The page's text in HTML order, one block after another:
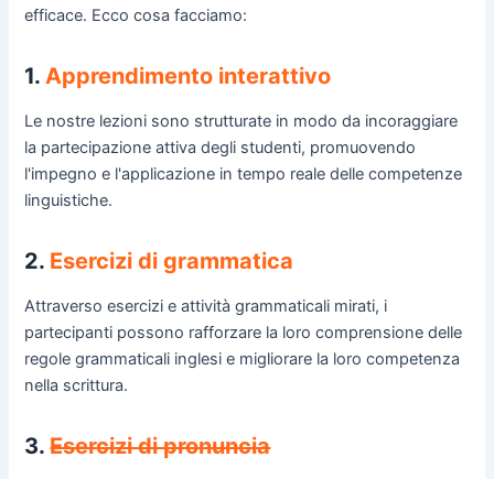
efficace. Ecco cosa facciamo:
1. Apprendimento interattivo
Le nostre lezioni sono strutturate in modo da incoraggiare
la partecipazione attiva degli studenti, promuovendo
l'impegno e l'applicazione in tempo reale delle competenze
linguistiche.
2. Esercizi di grammatica
Attraverso esercizi e attività grammaticali mirati, i
partecipanti possono rafforzare la loro comprensione delle
regole grammaticali inglesi e migliorare la loro competenza
nella scrittura.
3.Esercizi di pronuncia